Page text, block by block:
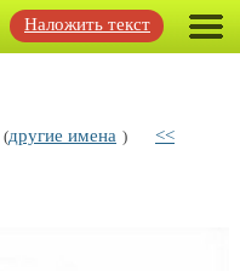
Наложить текст
(другие имена )
<<